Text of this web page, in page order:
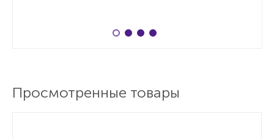
Просмотренные товары